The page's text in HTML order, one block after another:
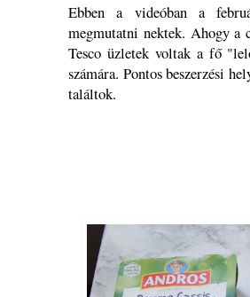
Ebben a videóban a
megmutatni nektek. Ahogy
Tesco üzletek voltak a fő
számára. Pontos beszerzési
találtok.